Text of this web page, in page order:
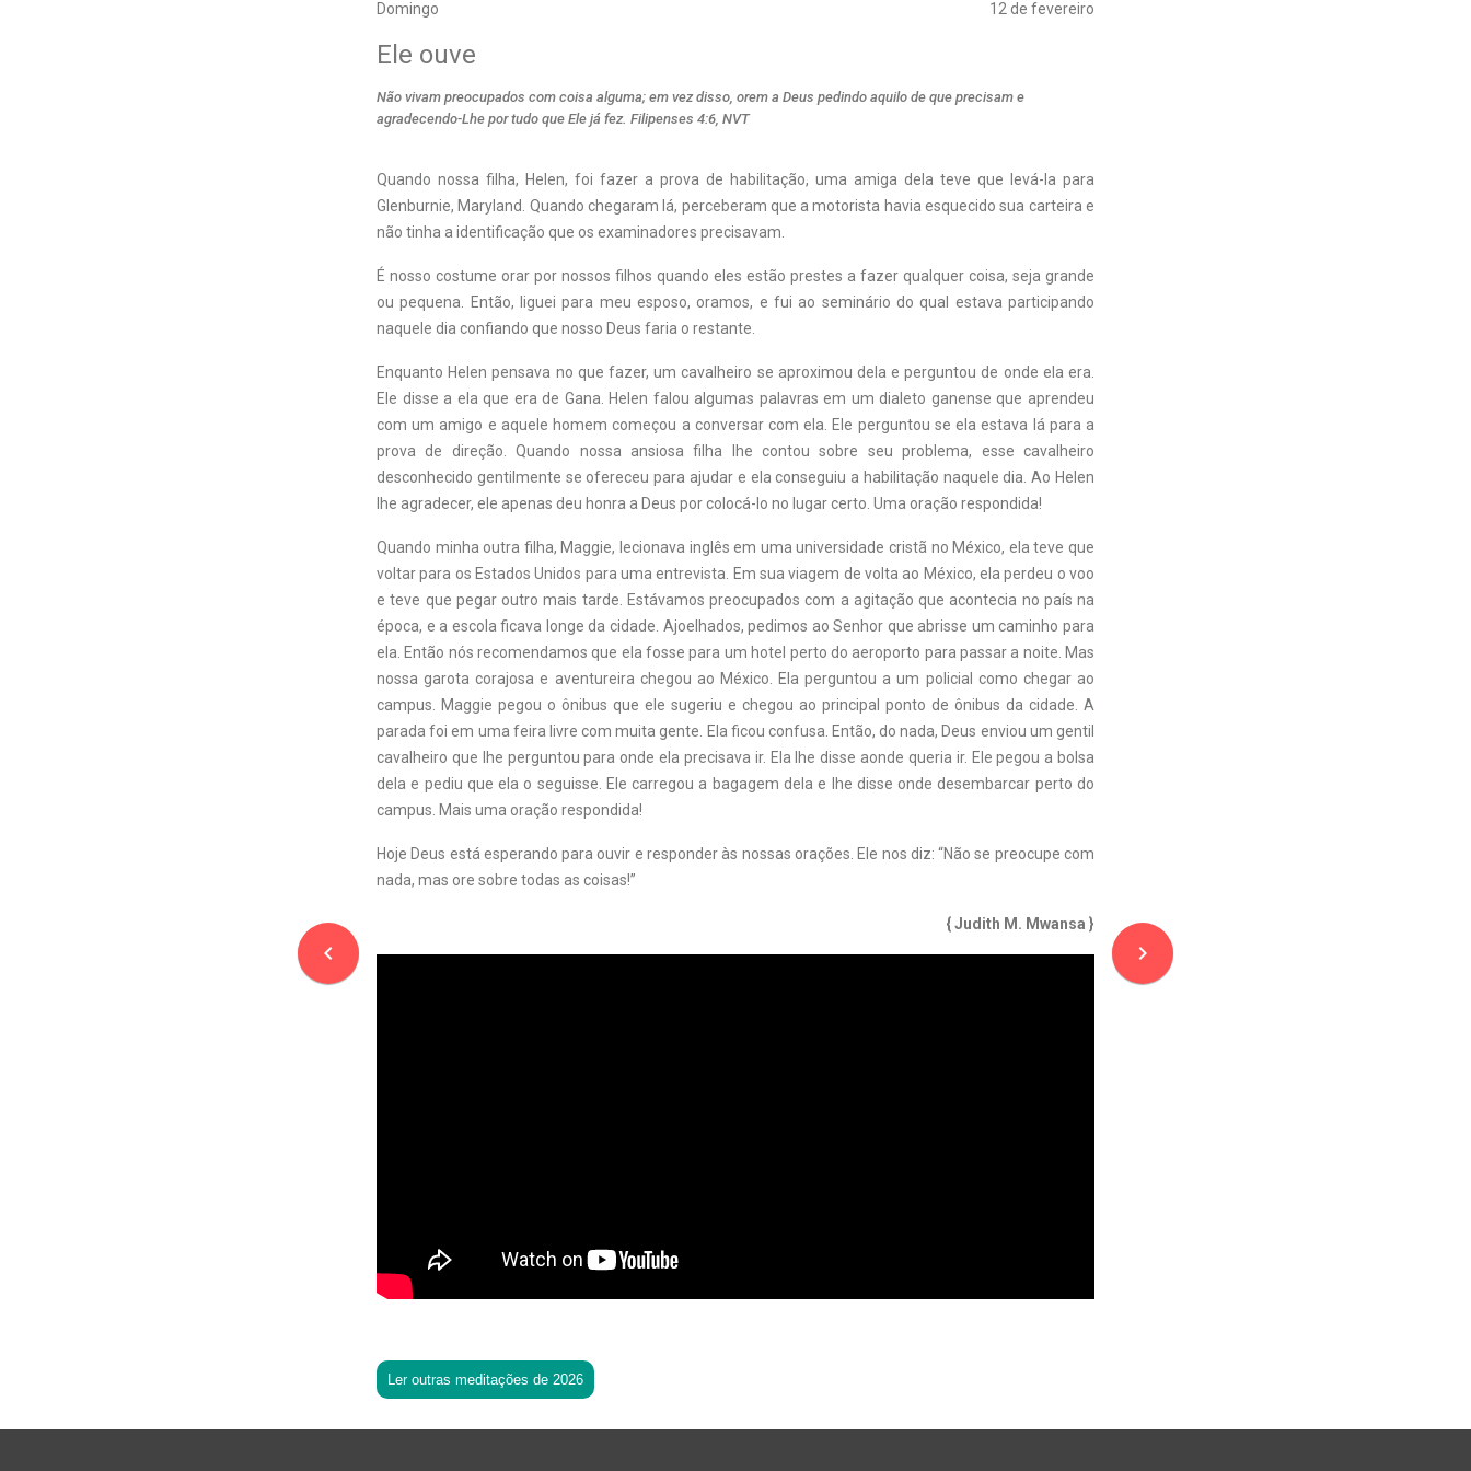
Domingo 12 de fevereiro
navigate_before
Ele ouve
Não vivam preocupados com coisa alguma; em vez disso, orem a Deus pedindo aquilo de que precisam e
agradecendo-Lhe por tudo que Ele já fez. Filipenses 4:6, NVT
Quando nossa filha, Helen, foi fazer a prova de habilitação, uma amiga dela teve que levá-la para
Glenburnie, Maryland. Quando chegaram lá, perceberam que a motorista havia esquecido sua carteira e
não tinha a identificação que os examinadores precisavam.
É nosso costume orar por nossos filhos quando eles estão prestes a fazer qualquer coisa, seja grande
ou pequena. Então, liguei para meu esposo, oramos, e fui ao seminário do qual estava participando
naquele dia confiando que nosso Deus faria o restante.
Enquanto Helen pensava no que fazer, um cavalheiro se aproximou dela e perguntou de onde ela era.
Ele disse a ela que era de Gana. Helen falou algumas palavras em um dialeto ganense que aprendeu
com um amigo e aquele homem começou a conversar com ela. Ele perguntou se ela estava lá para a
prova de direção. Quando nossa ansiosa filha lhe contou sobre seu problema, esse cavalheiro
desconhecido gentilmente se ofereceu para ajudar e ela conseguiu a habilitação naquele dia. Ao Helen
lhe agradecer, ele apenas deu honra a Deus por colocá-lo no lugar certo. Uma oração respondida!
Quando minha outra filha, Maggie, lecionava inglês em uma universidade cristã no México, ela teve que
voltar para os Estados Unidos para uma entrevista. Em sua viagem de volta ao México, ela perdeu o voo
e teve que pegar outro mais tarde. Estávamos preocupados com a agitação que acontecia no país na
época, e a escola ficava longe da cidade. Ajoelhados, pedimos ao Senhor que abrisse um caminho para
ela. Então nós recomendamos que ela fosse para um hotel perto do aeroporto para passar a noite. Mas
nossa garota corajosa e aventureira chegou ao México. Ela perguntou a um policial como chegar ao
campus. Maggie pegou o ônibus que ele sugeriu e chegou ao principal ponto de ônibus da cidade. A
parada foi em uma feira livre com muita gente. Ela ficou confusa. Então, do nada, Deus enviou um gentil
cavalheiro que lhe perguntou para onde ela precisava ir. Ela lhe disse aonde queria ir. Ele pegou a bolsa
dela e pediu que ela o seguisse. Ele carregou a bagagem dela e lhe disse onde desembarcar perto do
campus. Mais uma oração respondida!
Hoje Deus está esperando para ouvir e responder às nossas orações. Ele nos diz: “Não se preocupe com
nada, mas ore sobre todas as coisas!”
{ Judith M. Mwansa }
Ler outras meditações de 2026
navigate_next